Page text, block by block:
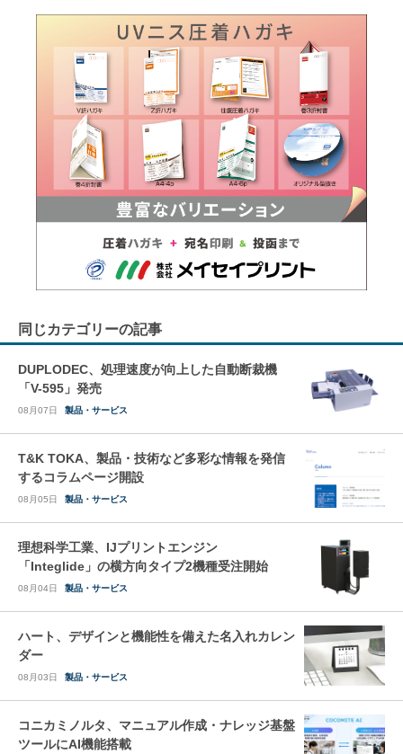
同じカテゴリーの記事
DUPLODEC、処理速度が向上した自動断裁機
「V-595」発売
08月07日 製品・サービス
T&K TOKA、製品・技術など多彩な情報を発信
するコラムページ開設
08月05日 製品・サービス
理想科学工業、IJプリントエンジン
「Integlide」の横方向タイプ2機種受注開始
08月04日 製品・サービス
ハート、デザインと機能性を備えた名入れカレン
ダー
08月03日 製品・サービス
コニカミノルタ、マニュアル作成・ナレッジ基盤
ツールにAI機能搭載